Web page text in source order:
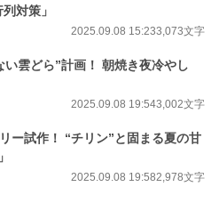
対策」
2025.09.08 15:233,073文字
雲どら”計画！ 朝焼き夜冷やし
2025.09.08 19:543,002文字
ー試作！ “チリン”と固まる夏の甘
2025.09.08 19:582,978文字